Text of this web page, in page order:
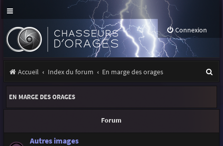
Connexion
Accueil Index du forum En marge des orages
e
e
EN MARGE DES ORAGES
Forum
Autres images